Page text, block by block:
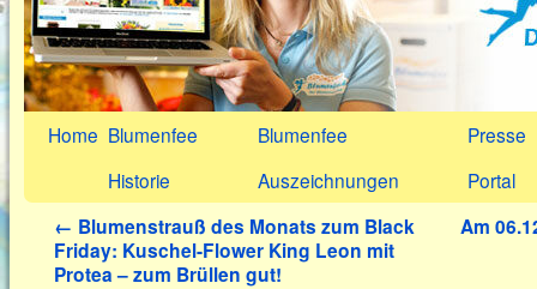
Home Blumenfee
Historie
Blumenfee
Auszeichnungen
Presse
Portal
← Blumenstrauß des Monats zum Black
Friday: Kuschel-Flower King Leon mit
Protea – zum Brüllen gut!
Am